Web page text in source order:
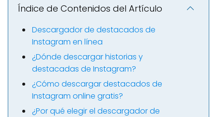
Índice de Contenidos del Artículo
Descargador de destacados de
Instagram en línea
¿Dónde descargar historias y
destacadas de Instagram?
¿Cómo descargar destacados de
Instagram online gratis?
¿Por qué elegir el descargador de